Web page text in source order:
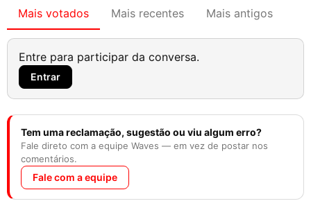
Mais votados Mais recentes Mais antigos
Entre para participar da conversa.
Entrar
Tem uma reclamação, sugestão ou viu algum erro?
Fale direto com a equipe Waves — em vez de postar nos
comentários.
Fale com a equipe